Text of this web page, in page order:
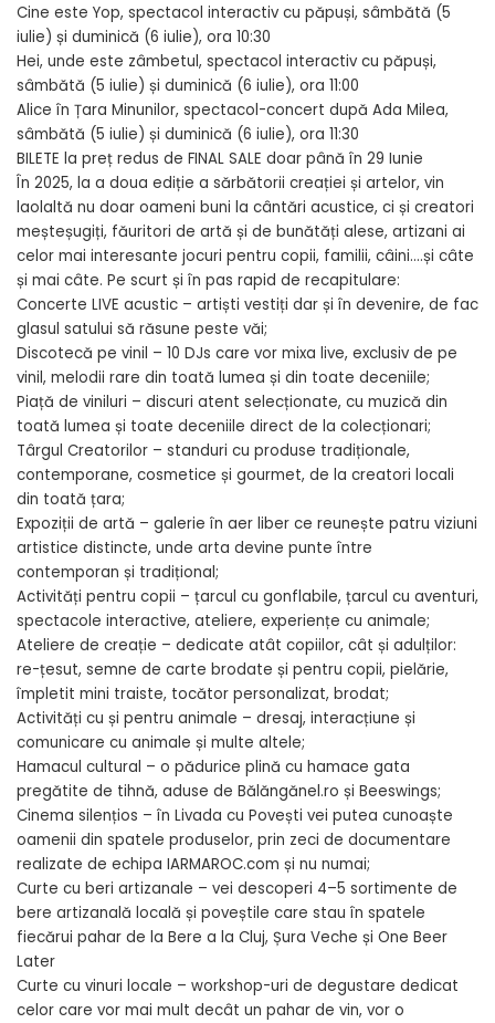
Cine este Yop, spectacol interactiv cu păpuși, sâmbătă (5
iulie) și duminică (6 iulie), ora 10:30
Hei, unde este zâmbetul, spectacol interactiv cu păpuși,
sâmbătă (5 iulie) și duminică (6 iulie), ora 11:00
Alice în Țara Minunilor, spectacol-concert după Ada Milea,
sâmbătă (5 iulie) și duminică (6 iulie), ora 11:30
BILETE la preț redus de FINAL SALE doar până în 29 Iunie
În 2025, la a doua ediție a sărbătorii creației și artelor, vin
laolaltă nu doar oameni buni la cântări acustice, ci și creatori
meșteșugiți, făuritori de artă și de bunătăți alese, artizani ai
celor mai interesante jocuri pentru copii, familii, câini….și câte
și mai câte. Pe scurt și în pas rapid de recapitulare:
Concerte LIVE acustic – artiști vestiți dar și în devenire, de fac
glasul satului să răsune peste văi;
Discotecă pe vinil – 10 DJs care vor mixa live, exclusiv de pe
vinil, melodii rare din toată lumea și din toate deceniile;
Piață de viniluri – discuri atent selecționate, cu muzică din
toată lumea și toate deceniile direct de la colecționari;
Târgul Creatorilor – standuri cu produse tradiționale,
contemporane, cosmetice și gourmet, de la creatori locali
din toată țara;
Expoziții de artă – galerie în aer liber ce reunește patru viziuni
artistice distincte, unde arta devine punte între
contemporan și tradițional;
Activități pentru copii – țarcul cu gonflabile, țarcul cu aventuri,
spectacole interactive, ateliere, experiențe cu animale;
Ateliere de creație – dedicate atât copiilor, cât și adulților:
re-țesut, semne de carte brodate și pentru copii, pielărie,
împletit mini traiste, tocător personalizat, brodat;
Activități cu și pentru animale – dresaj, interacțiune și
comunicare cu animale și multe altele;
Hamacul cultural – o pădurice plină cu hamace gata
pregătite de tihnă, aduse de Bălăngănel.ro și Beeswings;
Cinema silențios – în Livada cu Povești vei putea cunoaște
oamenii din spatele produselor, prin zeci de documentare
realizate de echipa IARMAROC.com și nu numai;
Curte cu beri artizanale – vei descoperi 4–5 sortimente de
bere artizanală locală și poveștile care stau în spatele
fiecărui pahar de la Bere a la Cluj, Șura Veche și One Beer
Later
Curte cu vinuri locale – workshop-uri de degustare dedicat
celor care vor mai mult decât un pahar de vin, vor o